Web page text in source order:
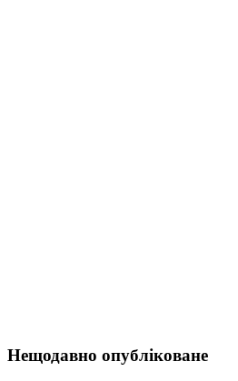
Нещодавно опубліковане